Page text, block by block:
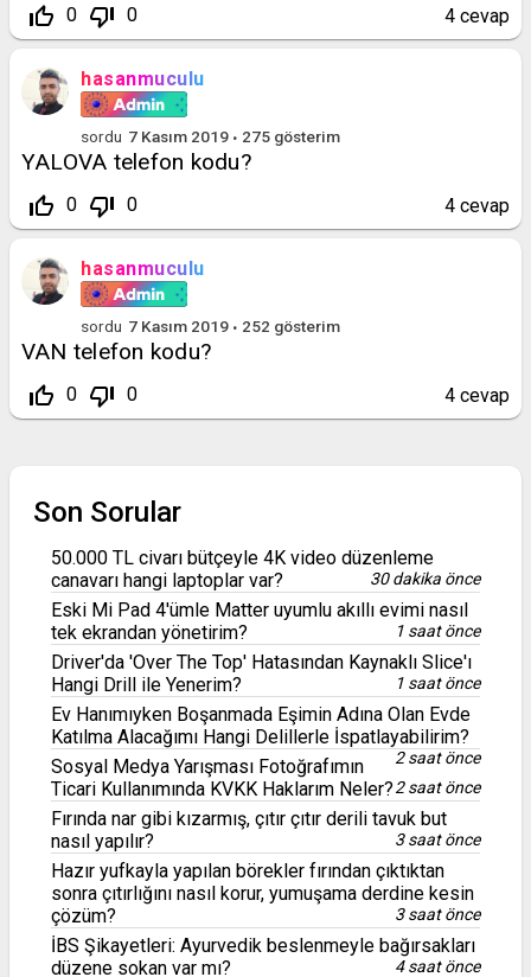
thumb_up_off_alt 0 thumb_down_off_alt 0 4 cevap
hasanmuculu
sordu 7 Kasım 2019 275 gösterim
YALOVA telefon kodu?
thumb_up_off_alt 0 thumb_down_off_alt 0 4 cevap
hasanmuculu
sordu 7 Kasım 2019 252 gösterim
VAN telefon kodu?
thumb_up_off_alt 0 thumb_down_off_alt 0 4 cevap
Son Sorular
50.000 TL civarı bütçeyle 4K video düzenleme
canavarı hangi laptoplar var?
30 dakika önce
Eski Mi Pad 4'ümle Matter uyumlu akıllı evimi nasıl
tek ekrandan yönetirim?
1 saat önce
Driver'da 'Over The Top' Hatasından Kaynaklı Slice'ı
Hangi Drill ile Yenerim?
1 saat önce
Ev Hanımıyken Boşanmada Eşimin Adına Olan Evde
Katılma Alacağımı Hangi Delillerle İspatlayabilirim?
2 saat önce
Sosyal Medya Yarışması Fotoğrafımın
Ticari Kullanımında KVKK Haklarım Neler?2 saat önce
Fırında nar gibi kızarmış, çıtır çıtır derili tavuk but
nasıl yapılır?
3 saat önce
Hazır yufkayla yapılan börekler fırından çıktıktan
sonra çıtırlığını nasıl korur, yumuşama derdine kesin
çözüm?
3 saat önce
İBS Şikayetleri: Ayurvedik beslenmeyle bağırsakları
düzene sokan var mı?
4 saat önce